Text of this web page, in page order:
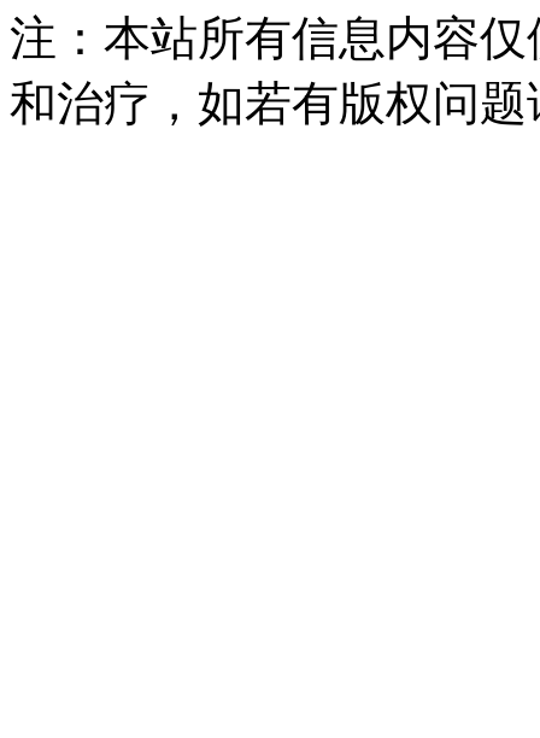
注：本站所有信息内容
和治疗，如若有版权问